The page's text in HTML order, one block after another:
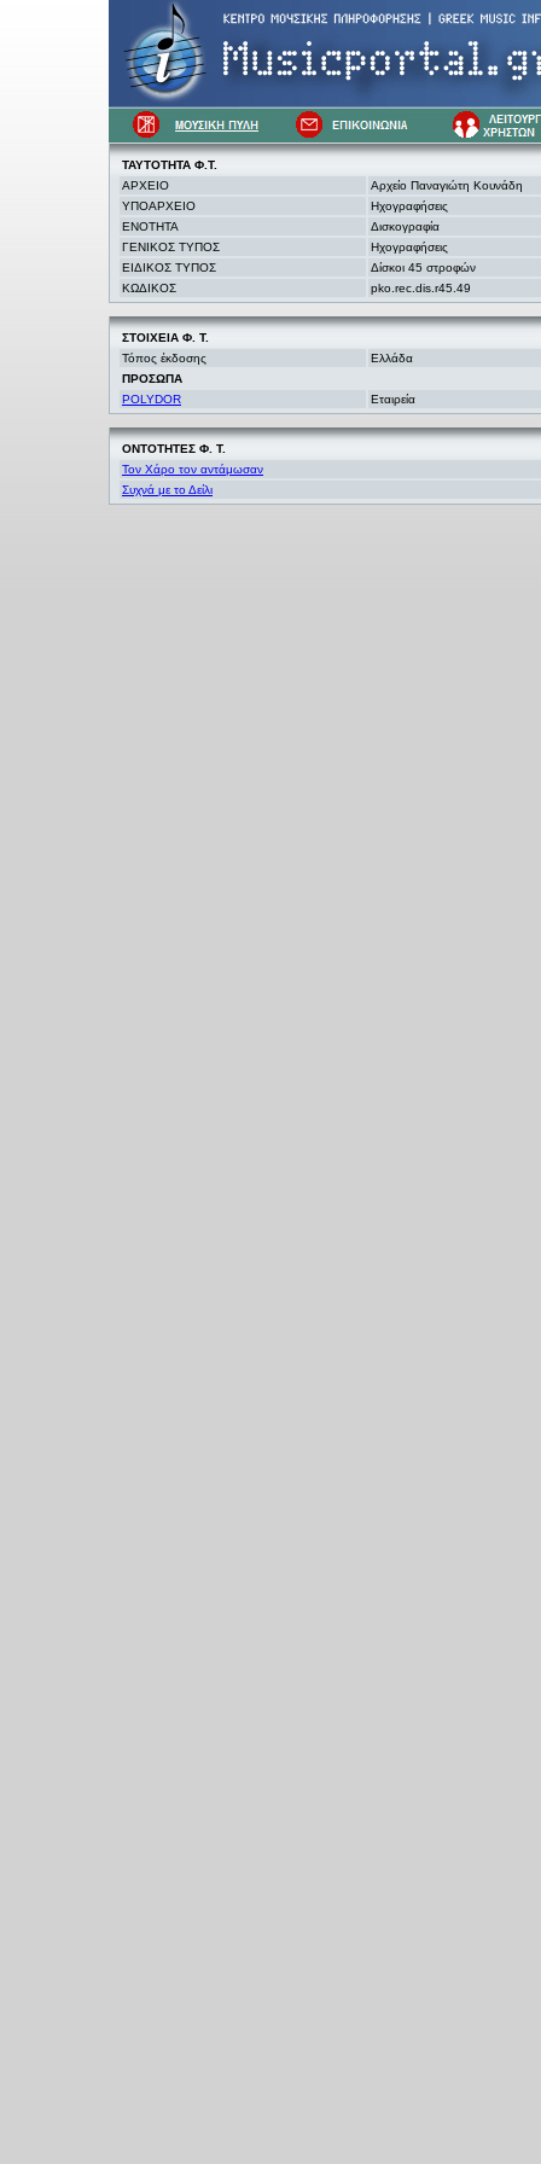
ΤΑΥΤΟΤΗΤΑ Φ.Τ.
ΑΡΧΕΙΟ
Αρχείο Παναγιώτη Κουνάδη
ΥΠΟΑΡΧΕΙΟ
Ηχογραφήσεις
ΕΝΟΤΗΤΑ
Δισκογραφία
ΓΕΝΙΚΟΣ ΤΥΠΟΣ
Ηχογραφήσεις
ΕΙΔΙΚΟΣ ΤΥΠΟΣ
Δίσκοι 45 στροφών
ΚΩΔΙΚΟΣ
pko.rec.dis.r45.49
ΣΤΟΙΧΕΙΑ Φ. Τ.
Τόπος έκδοσης
Ελλάδα
ΠΡΟΣΩΠΑ
POLYDOR
Εταιρεία
ΟΝΤΟΤΗΤΕΣ Φ. Τ.
Τον Χάρο τον αντάμωσαν
Συχνά με το Δείλι